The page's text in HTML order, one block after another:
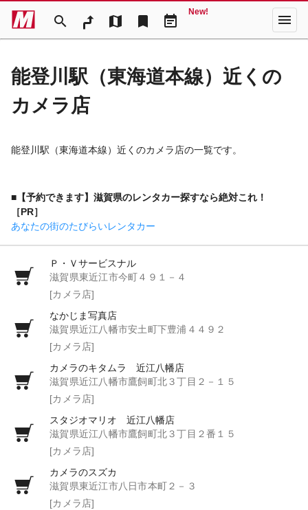
search map bookmark event_note
New! menu
能登川駅（東海道本線）近くの
カメラ店
能登川駅（東海道本線）近くのカメラ店の一覧です。
■【予約できます】滋賀県のレンタカー探すなら絶対これ！
［PR］
あなたの街のたびらいレンタカー
Ｐ・Ｖサービスナル
滋賀県東近江市今町４９１－４
[カメラ店]
なかじま写真店
滋賀県近江八幡市安土町下豊浦４４９２
[カメラ店]
カメラのキタムラ 近江八幡店
滋賀県近江八幡市鷹飼町北３丁目２－１５
[カメラ店]
スタジオマリオ 近江八幡店
滋賀県近江八幡市鷹飼町北３丁目２番１５
[カメラ店]
カメラのスズカ
滋賀県東近江市八日市本町２－３
[カメラ店]